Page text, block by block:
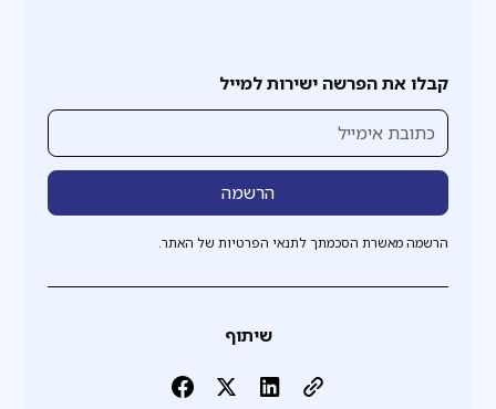
קבלו את הפרשה ישירות למייל
הרשמה מאשרת הסכמתך לתנאי הפרטיות של האתר.
שיתוף